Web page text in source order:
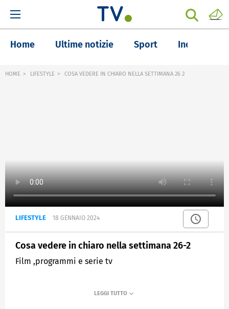
Home Ultime notizie Sport Inchieste
HOME LIFESTYLE COSA VEDERE IN CHIARO NELLA SETTIMANA 26 2
LIFESTYLE 18 GENNAIO 2024
Cosa vedere in chiaro nella settimana 26-2
Film ,programmi e serie tv